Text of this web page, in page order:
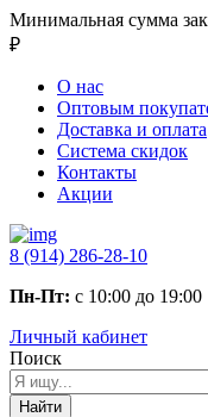
Минимальная сумма
₽
О нас
Оптовым
Доставка и оплата
Система скидок
Контакты
Акции
8 (914) 286-28-10
Пн-Пт: с 10:00 до 19:00
Личный кабинет
Поиск
Найти